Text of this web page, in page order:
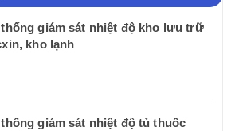
thống giám sát nhiệt độ kho lưu trữ
kho lạnh
thống giám sát nhiệt độ tủ thuốc